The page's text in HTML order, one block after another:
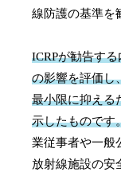
線防護の基準を
ICRPが勧告す
の影響を評価し
最小限に抑える
示したものです
業従事者や一般
放射線施設の安